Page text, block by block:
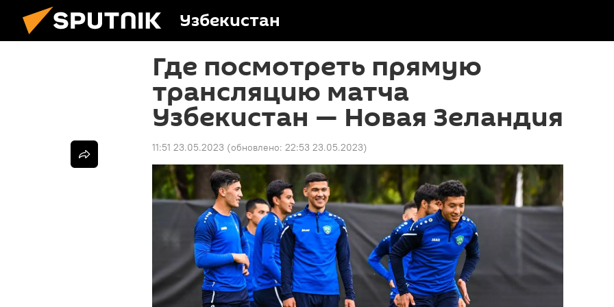
Узбекистан
Где посмотреть прямую
трансляцию матча
Узбекистан — Новая Зеландия
11:51 23.05.2023 (обновлено: 22:53 23.05.2023)